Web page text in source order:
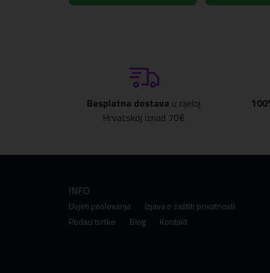
Besplatna dostava u cijeloj
Hrvatskoj iznad 70€
INFO
Uvjeti poslovanja
Izjava o zaštiti privatnosti
Podaci tvrtke
Blog Kontakt